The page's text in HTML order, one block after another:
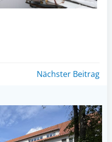
Post
navigation
Nächster Beitrag